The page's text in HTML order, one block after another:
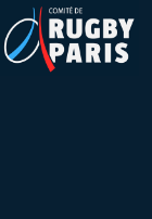
Passer
au
contenu